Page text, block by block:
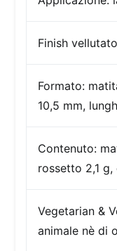
Finish
Formato:
10,5 mm,
Contenuto:
rossetto 2,1 g,
Vegetarian &
animale nè di